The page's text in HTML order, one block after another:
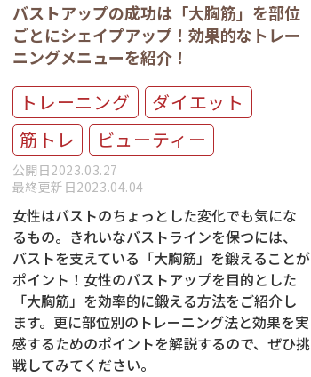
バストアップの成功は「大胸筋」を部位
ごとにシェイプアップ！効果的なトレー
ニングメニューを紹介！
トレーニング
ダイエット
筋トレ
ビューティー
公開日2023.03.27
最終更新日2023.04.04
女性はバストのちょっとした変化でも気にな
るもの。きれいなバストラインを保つには、
バストを支えている「大胸筋」を鍛えることが
ポイント！女性のバストアップを目的とした
「大胸筋」を効率的に鍛える方法をご紹介し
ます。更に部位別のトレーニング法と効果を実
感するためのポイントを解説するので、ぜひ挑
戦してみてください。